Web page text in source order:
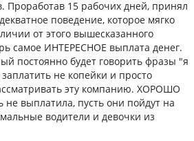
Проработав 15 рабочих дней, принял
поведение, которое мягко
от этого вышесказанного
самое ИНТЕРЕСНОЕ выплата денег.
постоянно будет говорить фразы "я
не копейки и просто
эту компанию. ХОРОШО
выплатила, пусть они пойдут на
водители и девочки из